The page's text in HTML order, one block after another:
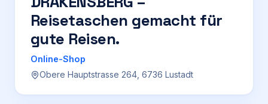
Für Firmen
Firma eintragen
Reisetaschen gemacht für
gute Reisen.
Online-Shop
Obere Hauptstrasse 264, 6736 Lustadt